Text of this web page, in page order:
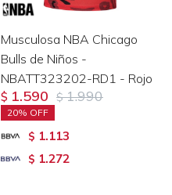
Musculosa NBA Chicago
Bulls de Niños -
NBATT323202-RD1 - Rojo
$ 1.590 $ 1.990
20
$ 1.113
$ 1.272